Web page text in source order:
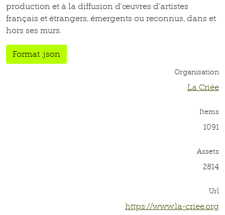
production et à la diffusion d’œuvres d’artistes
français et étrangers, émergents ou reconnus, dans et
hors ses murs.
Format .json
Organisation
La Criée
Items
1091
Assets
2814
Url
https://www.la-criee.org